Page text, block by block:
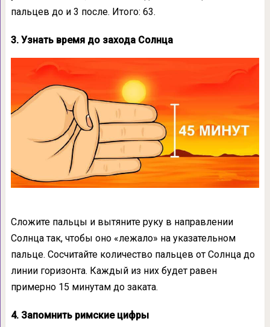
пальцев до и 3 после. Итого: 63.
3. Узнать время до захода Солнца
Сложите пальцы и вытяните руку в направлении
Солнца так, чтобы оно «лежало» на указательном
пальце. Сосчитайте количество пальцев от Солнца до
линии горизонта. Каждый из них будет равен
примерно 15 минутам до заката.
4. Запомнить римские цифры